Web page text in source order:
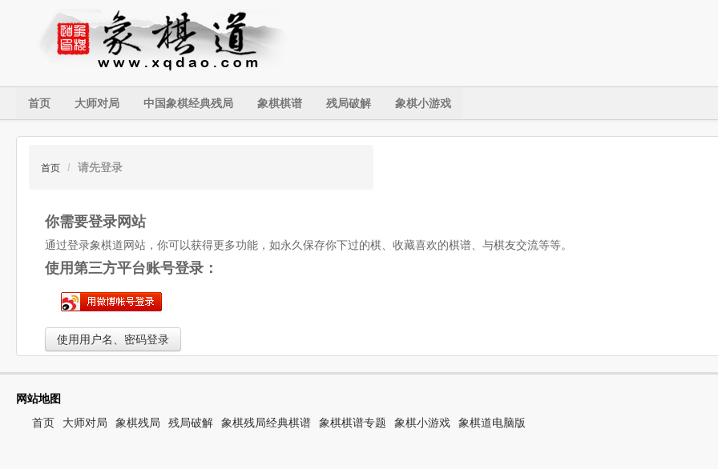
首页 大师对局 中国象棋经典残局 象棋棋谱 残局破解 象棋小游戏
首页 / 请先登录
你需要登录网站
通过登录象棋道网站，你可以获得更多功能，如永久保存你下过的棋、收藏喜欢的棋谱、与棋友交流等等。
使用第三方平台账号登录：
使用用户名、密码登录
网站地图
首页
大师对局 象棋残局 残局破解 象棋残局经典棋谱 象棋棋谱专题 象棋小游戏 象棋道电脑版